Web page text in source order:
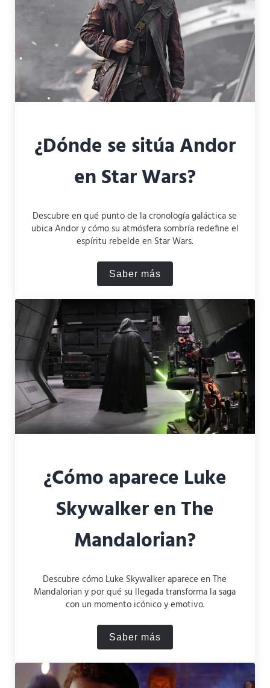
¿Dónde se sitúa Andor
en Star Wars?
Descubre en qué punto de la cronología galáctica se
ubica Andor y cómo su atmósfera sombría redefine el
espíritu rebelde en Star Wars.
Saber más¿Dónde se sitúa Andor en
¿Cómo aparece Luke
Skywalker en The
Mandalorian?
Descubre cómo Luke Skywalker aparece en The
Mandalorian y por qué su llegada transforma la saga
con un momento icónico y emotivo.
Saber más¿Cómo aparece Luke